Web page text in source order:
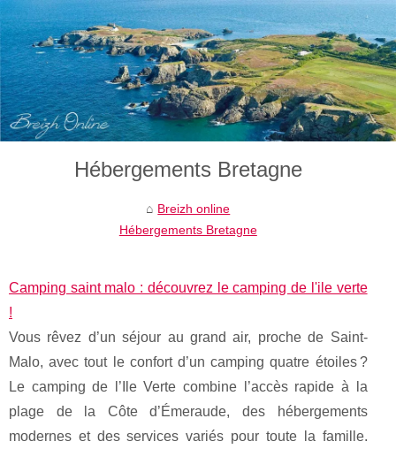
Hébergements Bretagne
Breizh online
Hébergements Bretagne
Camping saint malo : découvrez le camping de l'ile verte
!
Vous rêvez d’un séjour au grand air, proche de Saint-
Malo, avec tout le confort d’un camping quatre étoiles ?
Le camping de l’Ile Verte combine l’accès rapide à la
plage de la Côte d’Émeraude, des hébergements
modernes et des services variés pour toute la famille.